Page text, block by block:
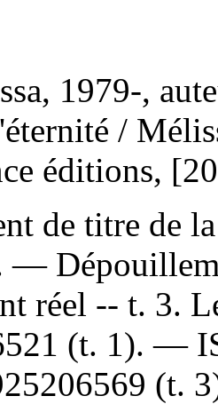
1979-,
/
éditions,
de titre de
—
réel -- t. 3.
(t. 1). —
(t.